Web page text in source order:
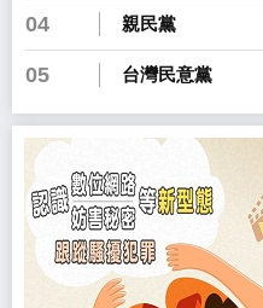
04 親民黨
05 台灣民意黨